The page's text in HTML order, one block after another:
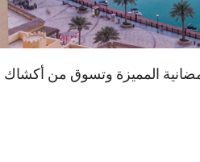
المميزة وتسوق من أكشاك